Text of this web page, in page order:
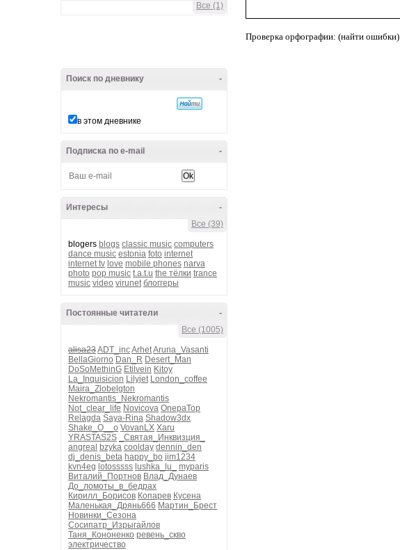
Все (1)
-
Поиск по дневнику
в этом дневнике
-
Подписка по e-mail
-
Интересы
Все (39)
blogers blogs classic music computers
dance music estonia foto internet
internet tv love mobile phones narva
photo pop music t.a.t.u the тёлки trance
music video virunet блоггеры
-
Постоянные читатели
Все (1005)
alisa23ADT_incArhetAruna_Vasanti
BellaGiorno Dan_R Desert_Man
DoSoMethinG Etilvein Kitoy
La_Inquisicion Lilyjet London_coffee
Maira_Zlobelgton
Nekromantis_Nekromantis
Not_clear_life Novicova OnepaTop
Relagda Saya-Rina Shadow3dx
Shake_O__o VovanLX Xaru
YRASTAS2S
_Святая_Инквизция_
angreal bzyka coolday dennin_den
dj_denis_beta happy_bo jim1234
kvn4eg lotosssss lushka_lu_
myparis
Виталий_Портнов Влад_Дунаев
До_ломоты_в_бедрах
Кирилл_Борисов Копарев Кусена
Маленькая_Дрянь666 Мартин_Брест
Новинки_Сезона
Сосипатр_Изрыгайлов
Таня_Кононенко ревень_скво
электричество
Проверка орфографии: (найти ошибки)